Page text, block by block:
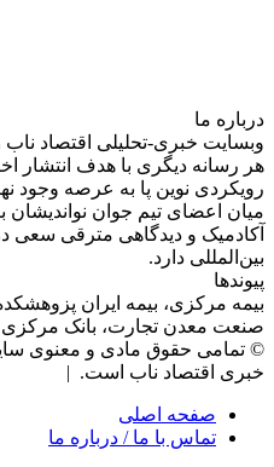
درباره‌ ما
وبسایت خبری-تحلیلی اقتصاد
هر رسانه دیگری با هدف انتشار
رویکردی نوین پا به عرصه وجود
میان اعضای تیم جوان
آکادمیک و دیدگاهی‌ مترقی سعی
بین‌المللی دارد.
پیوندها
بیمه مرکزی، بیمه ایران
صنعت معدن تجارت، بانک مرکزی
خبری اقتصاد ناب است. |
صفحه اصلی
تماس با ما / درباره ما